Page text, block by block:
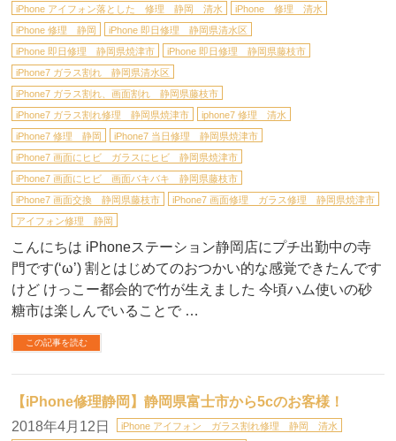
iPhone アイフォン落とした 修理 静岡 清水
iPhone 修理 清水
iPhone 修理 静岡
iPhone 即日修理 静岡県清水区
iPhone 即日修理 静岡県焼津市
iPhone 即日修理 静岡県藤枝市
iPhone7 ガラス割れ 静岡県清水区
iPhone7 ガラス割れ、画面割れ 静岡県藤枝市
iPhone7 ガラス割れ修理 静岡県焼津市
iphone7 修理 清水
iPhone7 修理 静岡
iPhone7 当日修理 静岡県焼津市
iPhone7 画面にヒビ ガラスにヒビ 静岡県焼津市
iPhone7 画面にヒビ 画面バキバキ 静岡県藤枝市
iPhone7 画面交換 静岡県藤枝市
iPhone7 画面修理 ガラス修理 静岡県焼津市
アイフォン修理 静岡
こんにちは iPhoneステーション静岡店にプチ出勤中の寺
門です(‘ω’) 割とはじめてのおつかい的な感覚できたんです
けど けっこー都会的で竹が生えました 今頃ハム使いの砂
糖市は楽しんでいることで …
この記事を読む
【iPhone修理静岡】静岡県富士市から5cのお客様！
2018年4月12日
iPhone アイフォン ガラス割れ修理 静岡 清水